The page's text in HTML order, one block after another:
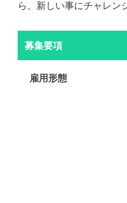
ら、新しい事にチャレン
募集要項
雇用形態